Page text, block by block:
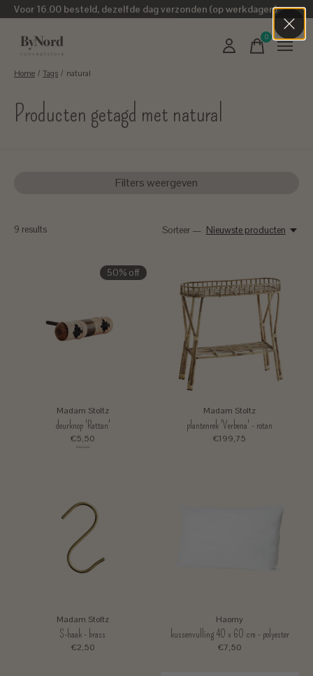
Voor 16.00 besteld, dezelfde dag verzonden (op werkdagen)
0items
Home / Tags / natural
Producten getagd met natural
Filters weergeven
9 results Sorteer — Nieuwste producten
50% off
Madam Stoltz
deurknop 'Rattan'
€5,50
€11,00
Madam Stoltz
plantenrek 'Verbena' - rotan
€199,75
Madam Stoltz
S-haak - brass
€2,50
Haomy
kussenvulling 40 x 60 cm - polyester
€7,50